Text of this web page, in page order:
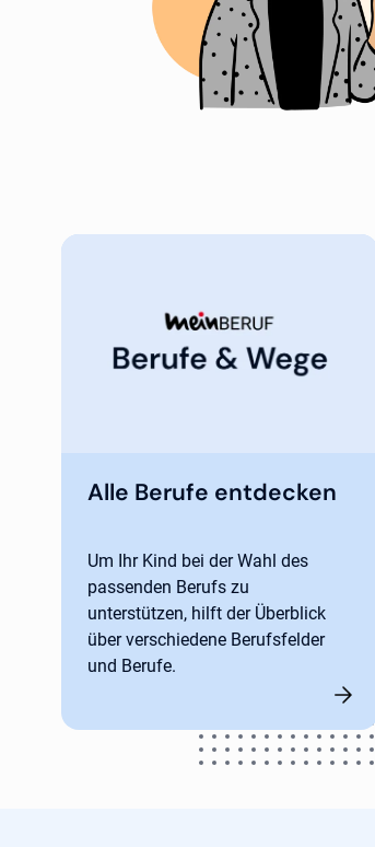
Alle Berufe entdecken
Um Ihr Kind bei der Wahl des
passenden Berufs zu
unterstützen, hilft der Überblick
über verschiedene Berufsfelder
und Berufe.